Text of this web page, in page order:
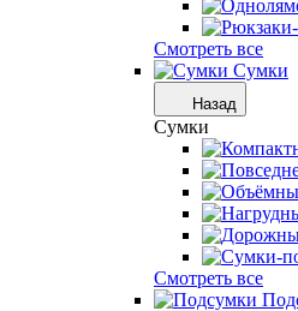
Смотреть все
Сумки
Назад
Сумки
Смотреть все